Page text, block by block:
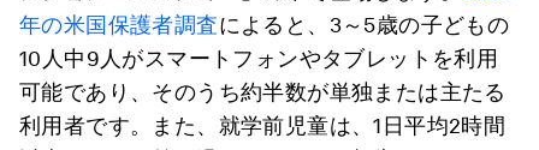
年の米国保護者調査によると、3～5歳の子どもの
10人中9人がスマートフォンやタブレットを利用
可能であり、そのうち約半数が単独または主たる
利用者です。また、就学前児童は、1日平均2時間